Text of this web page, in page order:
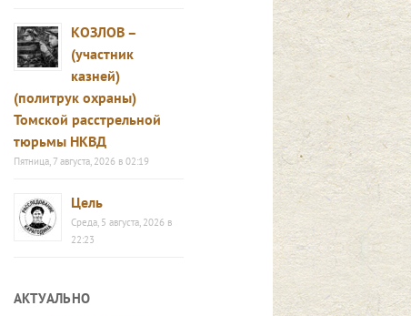
КОЗЛОВ –
(участник
казней)
(политрук охраны)
Томской расстрельной
тюрьмы НКВД
Пятница, 7 августа, 2026 в 02:19
Цель
Среда, 5 августа, 2026 в
22:23
АКТУАЛЬНО